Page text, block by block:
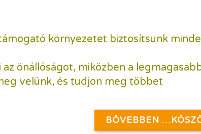
környezetet biztosítsunk
önállóságot, miközben a
velünk, és tudjon meg többet
BŐVEBBEN